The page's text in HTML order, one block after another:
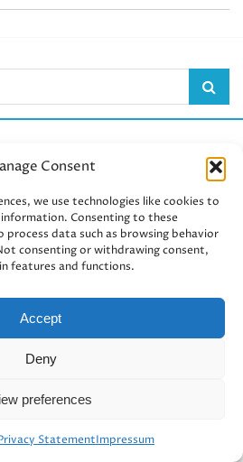
Consent
we use technologies like cookies to
Consenting to these
process data such as browsing behavior
consenting or withdrawing consent,
features and functions.
Accept
Deny
preferences
StatementImpressum
Fujiko
2000年よりドイツ在住。ゼロからド
イツ語を始める。2009年ドイツ最古
のハイデルベルク大学にて修士課程卒
関連企業に就職し、後に代表を務め
にて異業種店舗を立ち上げ、繁盛店
しい食事。様々な方向からドイツ情報
ツ ランキング